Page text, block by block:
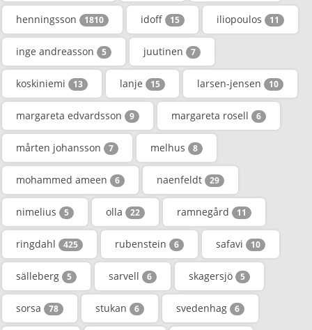
henningsson 1810 idoff 15 iliopoulos 11
inge andreasson 5 juutinen 7
koskiniemi 13 lanje 15 larsen-jensen 10
margareta edvardsson 9 margareta rosell 6
mårten johansson 7 melhus 8
mohammed ameen 6 naenfeldt 29
nimelius 5 olla 22 ramnegård 11
ringdahl 425 rubenstein 6 safavi 10
sälleberg 5 sarvell 6 skagersjö 5
sorsa 78 stukan 6 svedenhag 6